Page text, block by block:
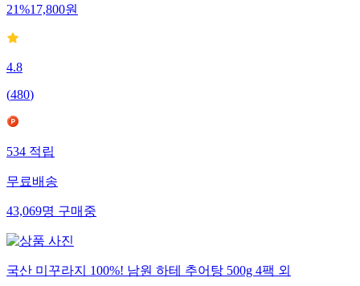
21%17,800원
4.8
(480)
534적립
무료배송
43,069명구매중
국산 미꾸라지 100%! 남원 하테 추어탕 500g 4팩 외